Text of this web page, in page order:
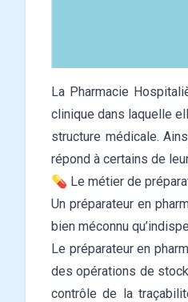
La Pharmacie
clinique dans laquelle
structure médicale.
répond à certains de
💊 Le métier de
Un préparateur en
bien méconnu
Le préparateur en
des opérations de
contrôle de la